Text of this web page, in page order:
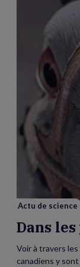
Actu de science
Dans
Voir à travers les
canadiens y